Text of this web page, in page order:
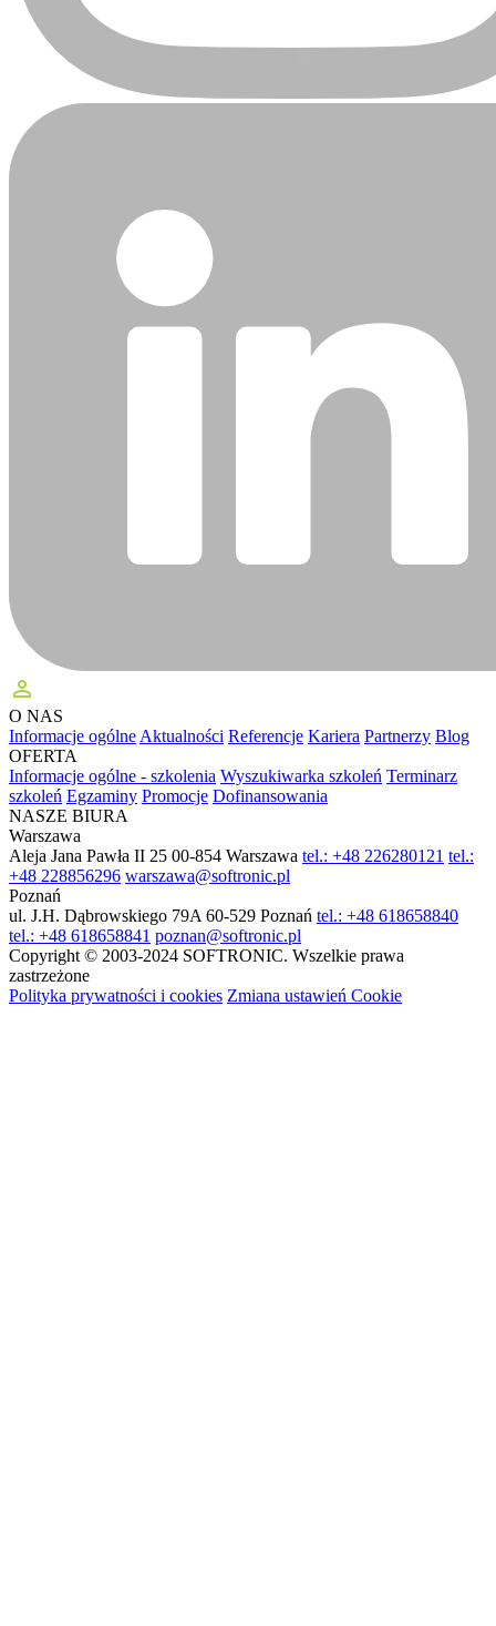
perm_identity
O NAS
Informacje ogólne Aktualności Referencje Kariera Partnerzy Blog
OFERTA
Informacje ogólne - szkolenia Wyszukiwarka szkoleń Terminarz
szkoleń Egzaminy Promocje Dofinansowania
NASZE BIURA
Warszawa
Aleja Jana Pawła II 25 00-854 Warszawa tel.: +48 226280121 tel.:
+48 228856296 warszawa@softronic.pl
Poznań
ul. J.H. Dąbrowskiego 79A 60-529 Poznań tel.: +48 618658840
tel.: +48 618658841 poznan@softronic.pl
Copyright © 2003-2024 SOFTRONIC. Wszelkie prawa
zastrzeżone
Polityka prywatności i cookies Zmiana ustawień Cookie